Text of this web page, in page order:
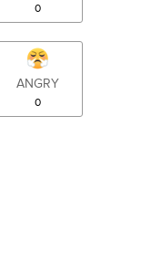
0
ANGRY
0